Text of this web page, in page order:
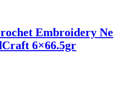
Embroidery Ne
6×66.5gr